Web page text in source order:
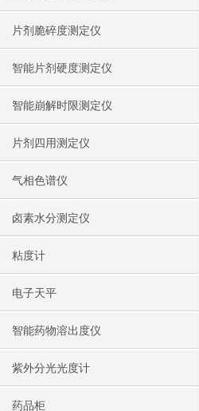
片剂脆碎度测定仪
智能片剂硬度测定仪
智能崩解时限测定仪
片剂四用测定仪
气相色谱仪
卤素水分测定仪
粘度计
电子天平
智能药物溶出度仪
紫外分光光度计
药品柜